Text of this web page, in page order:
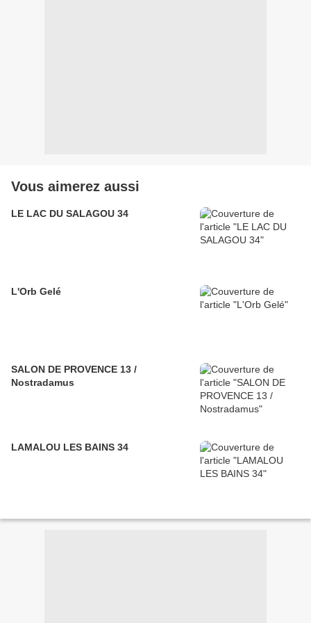
Vous aimerez aussi
LE LAC DU SALAGOU 34
L'Orb Gelé
SALON DE PROVENCE 13 /
Nostradamus
LAMALOU LES BAINS 34